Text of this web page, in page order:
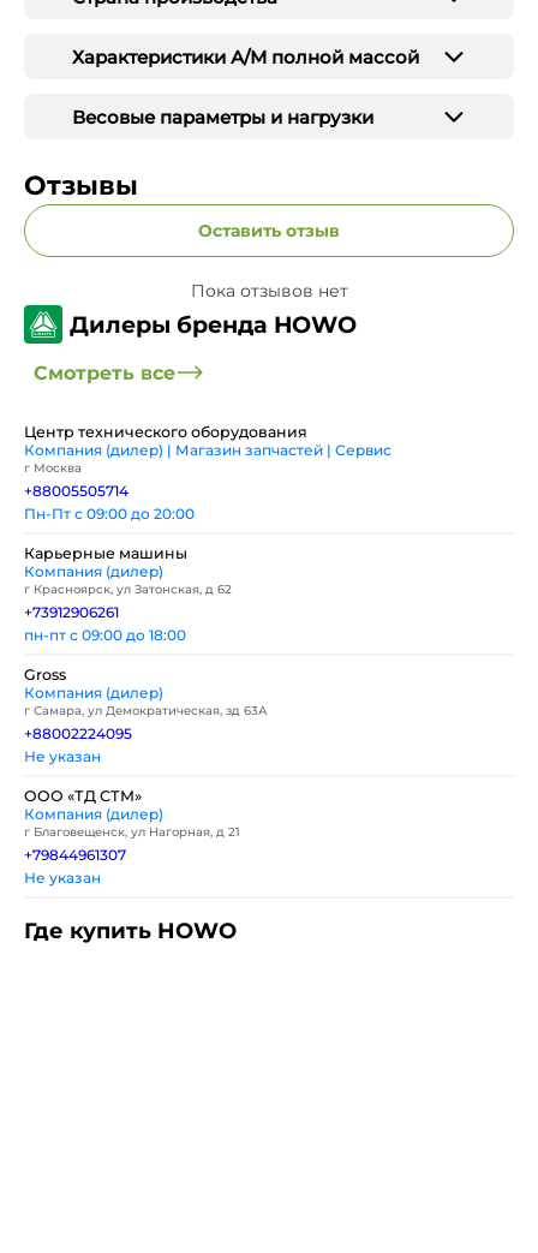
Характеристики А/М полной массой
Весовые параметры и нагрузки
Отзывы
Оставить отзыв
Пока отзывов нет
Дилеры бренда HOWO
Смотреть все
Центр технического оборудования
Компания (дилер) | Магазин запчастей | Сервис
г Москва
+88005505714
Пн-Пт с 09:00 до 20:00
Карьерные машины
Компания (дилер)
г Красноярск, ул Затонская, д 62
+73912906261
пн-пт с 09:00 до 18:00
Gross
Компания (дилер)
г Самара, ул Демократическая, зд 63А
+88002224095
Не указан
ООО «ТД СТМ»
Компания (дилер)
г Благовещенск, ул Нагорная, д 21
+79844961307
Не указан
Где купить HOWO